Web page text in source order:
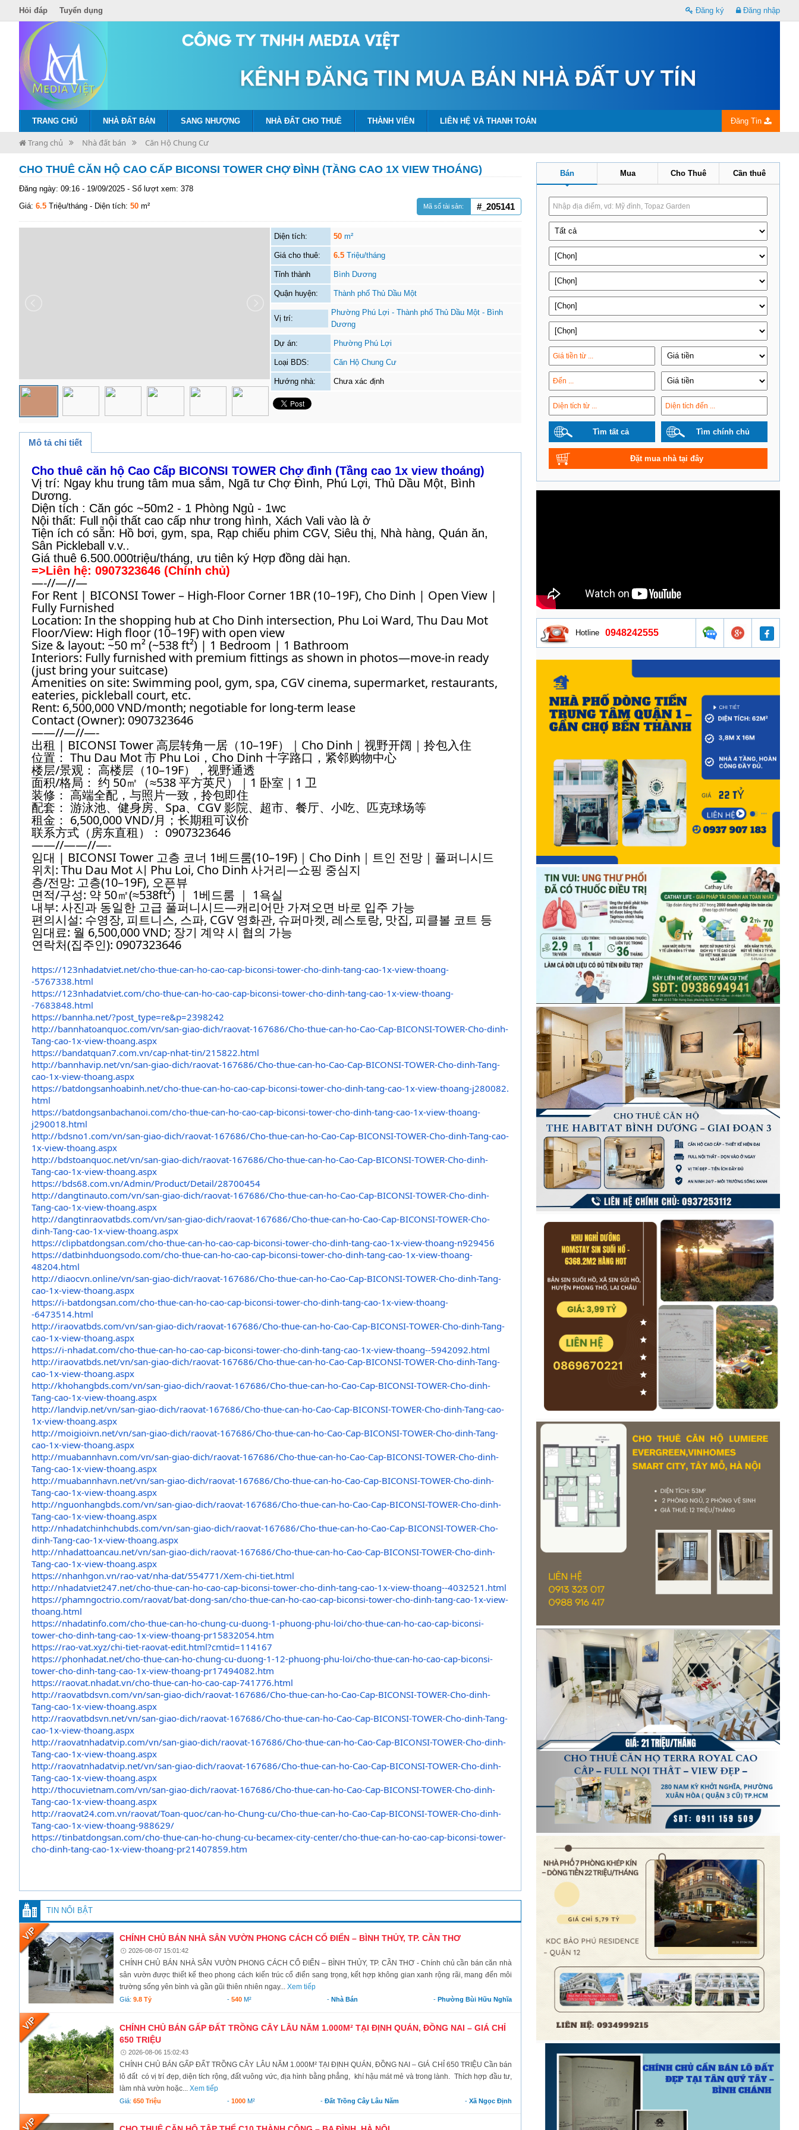
Hỏi đáp Tuyển dụng Đăng ký Đăng nhập
TRANG CHỦ NHÀ ĐẤT BÁN SANG NHƯỢNG NHÀ ĐẤT CHO THUÊ THÀNH VIÊN LIÊN HỆ VÀ THANH TOÁN Đăng Tin
Trang chủ Nhà đất bán Căn Hộ Chung Cư
Bán Mua Cho Thuê Cần thuê
Tìm tất cả Tìm chính chủ
Đặt mua nhà tại đây
Hotline 0948242555
CHO THUÊ CĂN HỘ CAO CẤP BICONSI TOWER CHỢ ĐÌNH (TẦNG CAO 1X VIEW THOÁNG)
Đăng ngày: 09:16 - 19/09/2025 - Số lượt xem: 378
Giá: 6.5 Triệu/tháng - Diện tích: 50 m² Mã số tài sản: #_205141
Diện tích: 50 m²
Giá cho thuê: 6.5 Triệu/tháng
Tỉnh thành Bình Dương
Quận huyện: Thành phố Thủ Dầu Một
Vị trí:
Phường Phú Lợi - Thành phố Thủ Dầu Một - Bình
Dương
Dự án: Phường Phú Lợi
Loại BDS: Căn Hộ Chung Cư
Hướng nhà: Chưa xác định
Mô tả chi tiết
Cho thuê căn hộ Cao Cấp BICONSI TOWER Chợ đình (Tầng cao 1x view thoáng)
Vị trí: Ngay khu trung tâm mua sắm, Ngã tư Chợ Đình, Phú Lợi, Thủ Dầu Một, Bình
Dương.
Diện tích : Căn góc ~50m2 - 1 Phòng Ngủ - 1wc
Nội thất: Full nội thất cao cấp như trong hình, Xách Vali vào là ở
Tiện ích có sẵn: Hồ bơi, gym, spa, Rạp chiếu phim CGV, Siêu thị, Nhà hàng, Quán ăn,
Sân Pickleball v.v..
Giá thuê 6.500.000triệu/tháng, ưu tiên ký Hợp đồng dài hạn.
=>Liên hệ: 0907323646 (Chính chủ)
—-//—//—
For Rent | BICONSI Tower – High-Floor Corner 1BR (10–19F), Cho Dinh | Open View |
Fully Furnished
Location: In the shopping hub at Cho Dinh intersection, Phu Loi Ward, Thu Dau Mot
Floor/View: High floor (10–19F) with open view
Size & layout: ~50 m² (~538 ft²) | 1 Bedroom | 1 Bathroom
Interiors: Fully furnished with premium fittings as shown in photos—move‑in ready
(just bring your suitcase)
Amenities on site: Swimming pool, gym, spa, CGV cinema, supermarket, restaurants,
eateries, pickleball court, etc.
Rent: 6,500,000 VND/month; negotiable for long‑term lease
Contact (Owner): 0907323646
——//—//—-
出租 | BICONSI Tower 高层转角一居（10–19F）｜Cho Dinh｜视野开阔｜拎包入住
位置： Thu Dau Mot 市 Phu Loi，Cho Dinh 十字路口，紧邻购物中心
楼层/景观： 高楼层（10–19F），视野通透
面积/格局： 约 50㎡（≈538 平方英尺）｜1 卧室｜1 卫
装修： 高端全配，与照片一致，拎包即住
配套： 游泳池、健身房、Spa、CGV 影院、超市、餐厅、小吃、匹克球场等
租金： 6,500,000 VND/月；长期租可议价
联系方式（房东直租）： 0907323646
——//——//—-
임대 | BICONSI Tower 고층 코너 1베드룸(10–19F)｜Cho Dinh｜트인 전망｜풀퍼니시드
위치: Thu Dau Mot 시 Phu Loi, Cho Dinh 사거리—쇼핑 중심지
층/전망: 고층(10–19F), 오픈뷰
면적/구성: 약 50㎡(≈538ft²) ｜ 1베드룸 ｜ 1욕실
내부: 사진과 동일한 고급 풀퍼니시드—캐리어만 가져오면 바로 입주 가능
편의시설: 수영장, 피트니스, 스파, CGV 영화관, 슈퍼마켓, 레스토랑, 맛집, 피클볼 코트 등
임대료: 월 6,500,000 VND; 장기 계약 시 협의 가능
연락처(집주인): 0907323646
https://123nhadatviet.net/cho-thue-can-ho-cao-cap-biconsi-tower-cho-dinh-tang-cao-1x-view-thoang-
-5767338.html
https://123nhadatviet.com/cho-thue-can-ho-cao-cap-biconsi-tower-cho-dinh-tang-cao-1x-view-thoang-
-7683848.html
https://bannha.net/?post_type=re&p=2398242
http://bannhatoanquoc.com/vn/san-giao-dich/raovat-167686/Cho-thue-can-ho-Cao-Cap-BICONSI-TOWER-Cho-dinh-
Tang-cao-1x-view-thoang.aspx
https://bandatquan7.com.vn/cap-nhat-tin/215822.html
http://bannhavip.net/vn/san-giao-dich/raovat-167686/Cho-thue-can-ho-Cao-Cap-BICONSI-TOWER-Cho-dinh-Tang-
cao-1x-view-thoang.aspx
https://batdongsanhoabinh.net/cho-thue-can-ho-cao-cap-biconsi-tower-cho-dinh-tang-cao-1x-view-thoang-j280082.
html
https://batdongsanbachanoi.com/cho-thue-can-ho-cao-cap-biconsi-tower-cho-dinh-tang-cao-1x-view-thoang-
j290018.html
http://bdsno1.com/vn/san-giao-dich/raovat-167686/Cho-thue-can-ho-Cao-Cap-BICONSI-TOWER-Cho-dinh-Tang-cao-
1x-view-thoang.aspx
http://bdstoanquoc.net/vn/san-giao-dich/raovat-167686/Cho-thue-can-ho-Cao-Cap-BICONSI-TOWER-Cho-dinh-
Tang-cao-1x-view-thoang.aspx
https://bds68.com.vn/Admin/Product/Detail/28700454
http://dangtinauto.com/vn/san-giao-dich/raovat-167686/Cho-thue-can-ho-Cao-Cap-BICONSI-TOWER-Cho-dinh-
Tang-cao-1x-view-thoang.aspx
http://dangtinraovatbds.com/vn/san-giao-dich/raovat-167686/Cho-thue-can-ho-Cao-Cap-BICONSI-TOWER-Cho-
dinh-Tang-cao-1x-view-thoang.aspx
https://clipbatdongsan.com/cho-thue-can-ho-cao-cap-biconsi-tower-cho-dinh-tang-cao-1x-view-thoang-n929456
https://datbinhduongsodo.com/cho-thue-can-ho-cao-cap-biconsi-tower-cho-dinh-tang-cao-1x-view-thoang-
48204.html
http://diaocvn.online/vn/san-giao-dich/raovat-167686/Cho-thue-can-ho-Cao-Cap-BICONSI-TOWER-Cho-dinh-Tang-
cao-1x-view-thoang.aspx
https://i-batdongsan.com/cho-thue-can-ho-cao-cap-biconsi-tower-cho-dinh-tang-cao-1x-view-thoang-
-6473514.html
http://iraovatbds.com/vn/san-giao-dich/raovat-167686/Cho-thue-can-ho-Cao-Cap-BICONSI-TOWER-Cho-dinh-Tang-
cao-1x-view-thoang.aspx
https://i-nhadat.com/cho-thue-can-ho-cao-cap-biconsi-tower-cho-dinh-tang-cao-1x-view-thoang--5942092.html
http://iraovatbds.net/vn/san-giao-dich/raovat-167686/Cho-thue-can-ho-Cao-Cap-BICONSI-TOWER-Cho-dinh-Tang-
cao-1x-view-thoang.aspx
http://khohangbds.com/vn/san-giao-dich/raovat-167686/Cho-thue-can-ho-Cao-Cap-BICONSI-TOWER-Cho-dinh-
Tang-cao-1x-view-thoang.aspx
http://landvip.net/vn/san-giao-dich/raovat-167686/Cho-thue-can-ho-Cao-Cap-BICONSI-TOWER-Cho-dinh-Tang-cao-
1x-view-thoang.aspx
http://moigioivn.net/vn/san-giao-dich/raovat-167686/Cho-thue-can-ho-Cao-Cap-BICONSI-TOWER-Cho-dinh-Tang-
cao-1x-view-thoang.aspx
http://muabannhavn.com/vn/san-giao-dich/raovat-167686/Cho-thue-can-ho-Cao-Cap-BICONSI-TOWER-Cho-dinh-
Tang-cao-1x-view-thoang.aspx
http://muabannhavn.net/vn/san-giao-dich/raovat-167686/Cho-thue-can-ho-Cao-Cap-BICONSI-TOWER-Cho-dinh-
Tang-cao-1x-view-thoang.aspx
http://nguonhangbds.com/vn/san-giao-dich/raovat-167686/Cho-thue-can-ho-Cao-Cap-BICONSI-TOWER-Cho-dinh-
Tang-cao-1x-view-thoang.aspx
http://nhadatchinhchubds.com/vn/san-giao-dich/raovat-167686/Cho-thue-can-ho-Cao-Cap-BICONSI-TOWER-Cho-
dinh-Tang-cao-1x-view-thoang.aspx
http://nhadattoancau.net/vn/san-giao-dich/raovat-167686/Cho-thue-can-ho-Cao-Cap-BICONSI-TOWER-Cho-dinh-
Tang-cao-1x-view-thoang.aspx
https://nhanhgon.vn/rao-vat/nha-dat/554771/Xem-chi-tiet.html
http://nhadatviet247.net/cho-thue-can-ho-cao-cap-biconsi-tower-cho-dinh-tang-cao-1x-view-thoang--4032521.html
https://phamngoctrio.com/raovat/bat-dong-san/cho-thue-can-ho-cao-cap-biconsi-tower-cho-dinh-tang-cao-1x-view-
thoang.html
https://nhadatinfo.com/cho-thue-can-ho-chung-cu-duong-1-phuong-phu-loi/cho-thue-can-ho-cao-cap-biconsi-
tower-cho-dinh-tang-cao-1x-view-thoang-pr15832054.htm
https://rao-vat.xyz/chi-tiet-raovat-edit.html?cmtid=114167
https://phonhadat.net/cho-thue-can-ho-chung-cu-duong-1-12-phuong-phu-loi/cho-thue-can-ho-cao-cap-biconsi-
tower-cho-dinh-tang-cao-1x-view-thoang-pr17494082.htm
https://raovat.nhadat.vn/cho-thue-can-ho-cao-cap-741776.html
http://raovatbdsvn.com/vn/san-giao-dich/raovat-167686/Cho-thue-can-ho-Cao-Cap-BICONSI-TOWER-Cho-dinh-
Tang-cao-1x-view-thoang.aspx
http://raovatbdsvn.net/vn/san-giao-dich/raovat-167686/Cho-thue-can-ho-Cao-Cap-BICONSI-TOWER-Cho-dinh-Tang-
cao-1x-view-thoang.aspx
http://raovatnhadatvip.com/vn/san-giao-dich/raovat-167686/Cho-thue-can-ho-Cao-Cap-BICONSI-TOWER-Cho-dinh-
Tang-cao-1x-view-thoang.aspx
http://raovatnhadatvip.net/vn/san-giao-dich/raovat-167686/Cho-thue-can-ho-Cao-Cap-BICONSI-TOWER-Cho-dinh-
Tang-cao-1x-view-thoang.aspx
http://thocuvietnam.com/vn/san-giao-dich/raovat-167686/Cho-thue-can-ho-Cao-Cap-BICONSI-TOWER-Cho-dinh-
Tang-cao-1x-view-thoang.aspx
http://raovat24.com.vn/raovat/Toan-quoc/can-ho-Chung-cu/Cho-thue-can-ho-Cao-Cap-BICONSI-TOWER-Cho-dinh-
Tang-cao-1x-view-thoang-988629/
https://tinbatdongsan.com/cho-thue-can-ho-chung-cu-becamex-city-center/cho-thue-can-ho-cao-cap-biconsi-tower-
cho-dinh-tang-cao-1x-view-thoang-pr21407859.htm
TIN NỔI BẬT
CHÍNH CHỦ BÁN NHÀ SÂN VƯỜN PHONG CÁCH CỔ ĐIỂN – BÌNH THỦY, TP. CẦN THƠ
2026-08-07 15:01:42
CHÍNH CHỦ BÁN NHÀ SÂN VƯỜN PHONG CÁCH CỔ ĐIỂN – BÌNH THỦY, TP. CẦN THƠ - Chính chủ cần bán căn nhà
sân vườn được thiết kế theo phong cách kiến trúc cổ điển sang trọng, kết hợp không gian xanh rộng rãi, mang đến môi
trường sống yên bình và gần gũi thiên nhiên ngay... Xem tiếp
Giá: 9.8 Tỷ - 540M² - Nhà Bán - Phường Bùi Hữu Nghĩa
CHÍNH CHỦ BÁN GẤP ĐẤT TRỒNG CÂY LÂU NĂM 1.000M² TẠI ĐỊNH QUÁN, ĐỒNG NAI – GIÁ CHỈ
650 TRIỆU
2026-08-06 15:02:43
CHÍNH CHỦ BÁN GẤP ĐẤT TRỒNG CÂY LÂU NĂM 1.000M² TẠI ĐỊNH QUÁN, ĐỒNG NAI – GIÁ CHỈ 650 TRIỆU Cần bán
lô đất có vị trí đẹp, diện tích rộng, đất vuông vức, địa hình bằng phẳng, khí hậu mát mẻ và trong lành. Thích hợp đầu tư,
làm nhà vườn hoặc... Xem tiếp
Giá: 650 Triệu - 1000M² -Đất Trồng Cây Lâu Năm - Xã Ngọc Định